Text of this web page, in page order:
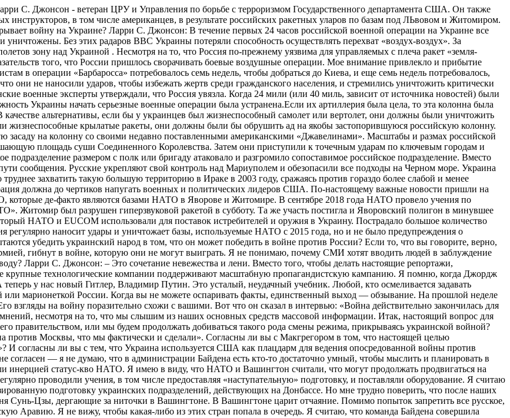
этой базы. Мало того, что Россия регулярно наносит удары и уничтожает базы, используемые НАТО с 2015 года, но и не было предупреждения о воздушном налете и отключения атакующих ракет. Почему СМИ пытаются убедить украинский народ в том, что он может победить в войне против России? Если то, что вы говорите, верно, то все мирные жители, которых отправляют воевать с российской армией, гибнут в войне, которую они не могут выиграть. Я не понимаю, почему СМИ хотят вводить людей в заблуждение относительно чего-​то столь серьезного. Что вы думаете по этому поводу? Ларри С. Джонсон: – Это сочетание невежества и лени. Вместо того, чтобы делать настоящие репортажи, подавляющее большинство СМИ (печатных и электронных), а также крупные технологические компании поддерживают масштабную пропагандистскую кампанию. Я помню, когда Джордж Буш был Гитлером. Я помню, когда Дональд Трамп был Гитлером. А теперь у нас новый Гитлер, Владимир Путин. Это усталый, неудачный учебник. Любой, кто осмеливается задавать законные вопросы, немедленно объявляется путинской марионеткой или марионеткой России. Когда вы не можете оспаривать факты, единственный выход — обзывание. На прошлой неделе полковник Дуглас МакГрегор был гостем на шоу Такера Карлсона. Его взгляды на войну поразительно схожи с вашими. Вот что он сказал в интервью: «Война действительно закончилась для украинцев. Они были измельчены вдребезги, в этом нет никаких сомнений, несмотря на то, что мы слышим из наших основных средств массовой информации. Итак, настоящий вопрос для нас на данном этапе: Такер, будем ли мы жить с русским народом и его правительством, или мы будем продолжать добиваться такого рода смены режима, прикрываясь украинской войной? Собираемся ли мы перестать использовать Украину в качестве тарана против Москвы, что мы фактически и сделали». Согласны ли вы с Макгрегором в том, что настоящей целью подстрекательства России к войне на Украине была «смена режима»? И согласны ли вы с тем, что Украина используется США как плацдарм для ведения опосредованной войны против России? Ларри С. Джонсон: Дуг — отличный аналитик, но я с ним не согласен — я не думаю, что в администрации Байдена есть кто-​то достаточно умный, чтобы мыслить и планировать в таких стратегических терминах. На мой взгляд, последние 7 лет были инерцией статус-​кво НАТО. Я имею в виду, что НАТО и Вашингтон считали, что могут продолжать продвигаться на восток к границам России, не вызывая реакции. НАТО и EUCOM регулярно проводили учения, в том числе предоставляя «наступательную» подготовку, и поставляли оборудование. Я считаю достоверными сообщения в США о том, что ЦРУ проводило военизированную подготовку украинских подразделений, действующих на Донбассе. Но мне трудно поверить, что после наших неудач в Ираке и Афганистане у нас вдруг появились стратеги уровня Сунь-​Цзы, дергающие за ниточки в Вашингтоне. В Вашингтоне царит отчаяние. Помимо попыток запретить все русское, администрация Байдена пытается запугать Китай, Индию и Саудовскую Аравию. Я не вижу, чтобы какая-​либо из этих стран попала в очередь. Я считаю, что команда Байдена совершила роковую ошибку, пытаясь демонизировать все вещи и всех русских людей. Во всяком случае, это объединяет российский народ вокруг Путина, и он готов окопаться в долгой борьбе. Я шокирован просчетом, когда думал, что экономические санкции против России поставят их на колени. Верно и обратное. Россия самодостаточна и не зависит от импорта. Его экспорт имеет решающее значение для экономического благополучия Запада . Если они задержат пшеницу, калий, газ, нефть, палладий, готовый никель и другие ключевые минералы для Запада, европейская и американская экономика пострадают. И эта попытка принудить Россию санкциями сделала весьма вероятным то, что роль доллара США как международной резервной валюты окажется на свалке истории. С тех пор, как Путин произнес свою знаменитую речь в Мюнхене в 2007 году, он жалуется на «архитектуру глобальной безопасности». На Украине мы видим, как эти неотложные вопросы безопасности могут перерасти в полномасштабную войну. Как известно, в декабре Путин выдвинул ряд требований, связанных с безопасностью России, но администрация Байдена проигнорировала их и так и не ответила. Путин хотел получить письменные гарантии того, что расширение НАТО не будет включать Украину (членство) и что ракетно-​ядерные системы не будут размещены в Румынии или Польше. Вы считаете требования Путина необоснованными? Ларри С. Джонсон: – Я считаю требования Путина вполне разумными. Проблема в том, что 99% американцев понятия не имеют о том, какую военную провокацию устроили НАТО и США за последние 7 лет. Общественности всегда говорили, что военные учения носят «оборонительный характер». Это просто неправда. Теперь у нас есть новости, что DTRA финансирует биолаборатории в Украине. Я предполагаю, что Путин мог бы согласиться на размещение американских ракетно-​ядерных систем в Польше и Румынии, если Байден согласится разрешить размещение сопоставимых российских систем на Кубе, в Венесуэле и Мексике. Когда мы смотрим с этой точки зрения, мы начинаем понимать, что требования Путина не являются ни безумными, ни необоснованными. Российские СМИ сообщают, что российские «высокоточные ракеты воздушного базирования» поразили объект на западе Украины, «уничтожив более 100 местных военнослужащих и иностранных наемников». Судя по всему, учебный центр спецназа располагался недалеко от города Овруч, всего в 15 милях от польской границы. Что вы можете рассказать нам об этом происшествии? Пыталась ли Россия отправить сигнал НАТО? Ларри С. Джонсон: – Краткий ответ – ДА! Российские военные удары по Западной Украине на прошлой неделе шокировали и встревожили официальных лиц НАТО. Первый удар произошел в воскресенье, 13 марта по Яворову, Украина. Россия поразила базу несколькими ракетами, некоторые из которых, как сообщается, были гиперзвуковыми. Было убито более 200 человек, в том числе американские и британские военные и разведчики, и еще сотни получили ранения. Многие получили катастрофические ранения с ампутациями, и находятся в больницах. Тем не менее, НАТО и западные СМИ не проявили большого интереса к освещению этой катастрофы. Яворов был важной передовой базой НАТО. До середины февраля (до вторжения России в Украину) учебное командование 7-й